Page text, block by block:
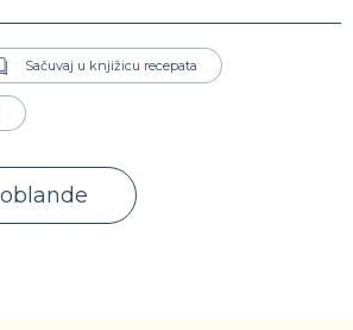
Sačuvaj u knjižicu recepata